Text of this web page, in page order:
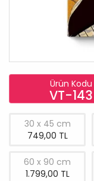
Ürün Kodu
VT-143
30 x 45 cm
749,00 TL
60 x 90 cm
1.799,00 TL